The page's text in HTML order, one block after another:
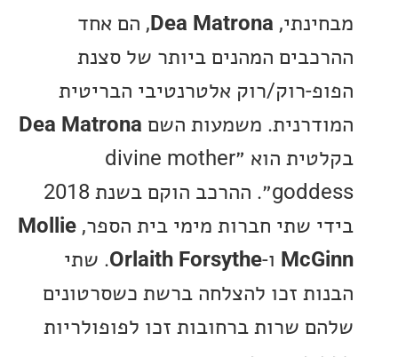
Dea Matrona, הם אחד
המהנים ביותר של סצנת
רוק/רוק אלטרנטיבי הבריטית
משמעות השםDea Matrona
בקלטית הוא ״divine mother
goddess״. ההרכב הוקם בשנת 2018
שתי חברות מימי בית הספר,Mollie
ו-Orlaith Forsythe. שתי
זכו להצלחה ברשת כשסרטונים
שרות ברחובות זכו לפופולריות